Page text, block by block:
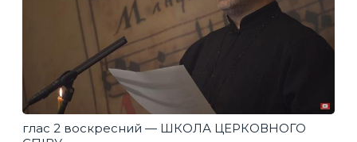
глас 2 воскресний — ШКОЛА ЦЕРКОВНОГО